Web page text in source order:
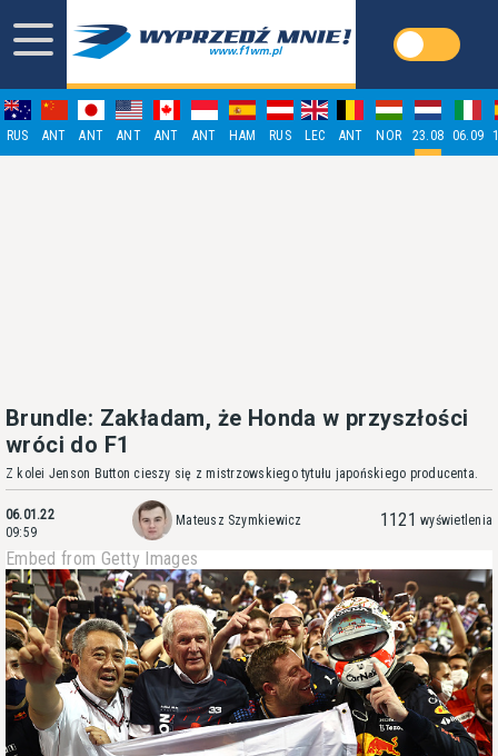
RUS ANT ANT ANT ANT ANT HAM RUS LEC ANT NOR 23.08 06.09
Brundle: Zakładam, że Honda w przyszłości
wróci do F1
Z kolei Jenson Button cieszy się z mistrzowskiego tytułu japońskiego producenta.
06.01.22
09:59
Mateusz Szymkiewicz 1121 wyświetlenia
Embed from Getty Images